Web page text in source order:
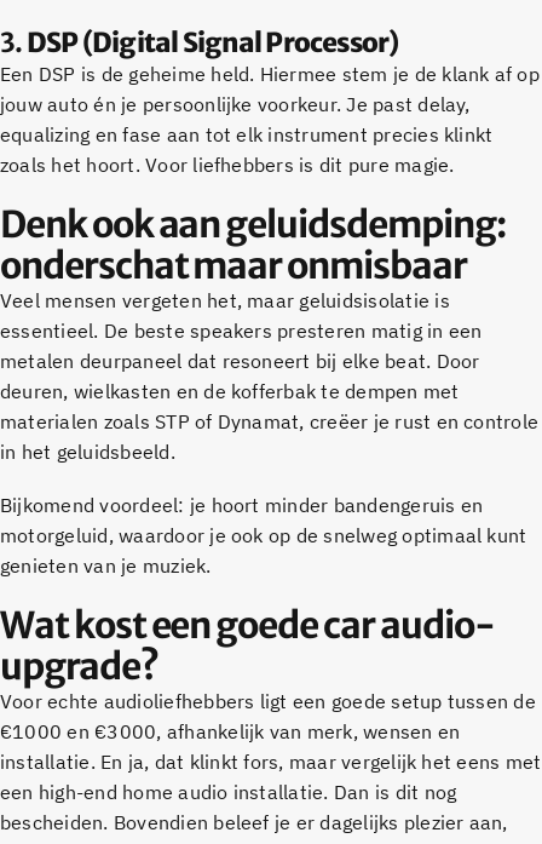
3.DSP (Digital Signal Processor)
Een DSP is de geheime held. Hiermee stem je de klank af op
jouw auto én je persoonlijke voorkeur. Je past delay,
equalizing en fase aan tot elk instrument precies klinkt
zoals het hoort. Voor liefhebbers is dit pure magie.
Denk ook aan geluidsdemping:
onderschat maar onmisbaar
Veel mensen vergeten het, maar geluidsisolatie is
essentieel. De beste speakers presteren matig in een
metalen deurpaneel dat resoneert bij elke beat. Door
deuren, wielkasten en de kofferbak te dempen met
materialen zoals STP of Dynamat, creëer je rust en controle
in het geluidsbeeld.
Bijkomend voordeel: je hoort minder bandengeruis en
motorgeluid, waardoor je ook op de snelweg optimaal kunt
genieten van je muziek.
Wat kost een goede car audio-
upgrade?
Voor echte audioliefhebbers ligt een goede setup tussen de
€1000 en €3000, afhankelijk van merk, wensen en
installatie. En ja, dat klinkt fors, maar vergelijk het eens met
een high-end home audio installatie. Dan is dit nog
bescheiden. Bovendien beleef je er dagelijks plezier aan,